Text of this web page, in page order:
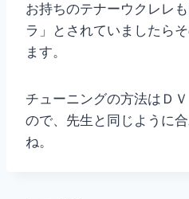
お持ちのテナーウクレレ
ラ」とされていましたら
ます。
チューニングの方法はＤ
ので、先生と同じように
ね。